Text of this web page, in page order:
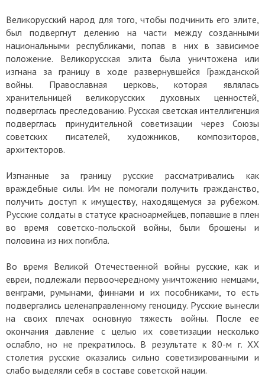
Великорусский народ для того, чтобы подчинить его элите,
был подвергнут делению на части между созданными
национальными республиками, попав в них в зависимое
положение. Великорусская элита была уничтожена или
изгнана за границу в ходе развернувшейся Гражданской
войны. Православная церковь, которая являлась
хранительницей великорусских духовных ценностей,
подверглась преследованию. Русская светская интеллигенция
подверглась принудительной советизации через Союзы
советских писателей, художников, композиторов,
архитекторов.
Изгнанные за границу русские рассматривались как
враждебные силы. Им не помогали получить гражданство,
получить доступ к имуществу, находящемуся за рубежом.
Русские солдаты в статусе красноармейцев, попавшие в плен
во время советско-польской войны, были брошены и
половина из них погибла.
Во время Великой Отечественной войны русские, как и
евреи, подлежали первоочередному уничтожению немцами,
венграми, румынами, финнами и их пособниками, то есть
подвергались целенаправленному геноциду. Русские вынесли
на своих плечах основную тяжесть войны. После ее
окончания давление с целью их советизации несколько
ослабло, но не прекратилось. В результате к 80-м г. ХХ
столетия русские оказались сильно советизированными и
слабо выделяли себя в составе советской нации.